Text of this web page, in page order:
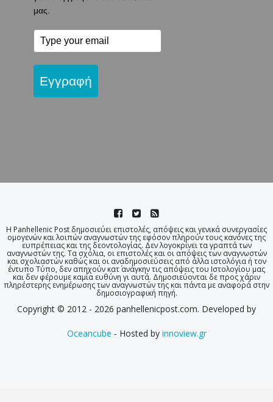
μας.
Εγγραφή
Η Panhellenic Post δημοσιεύει επιστολές, απόψεις και γενικά συνεργασίες
ομογενών και λοιπών αναγνωστών της εφόσον πληρούν τους κανόνες της
ευπρέπειας και της δεοντολογίας. Δεν λογοκρίνει τα γραπτά των
αναγνωστών της. Τα σχόλια, οι επιστολές και οι απόψεις των αναγνωστών
και σχολιαστών καθώς και οι αναδημοσιεύσεις από άλλα ιστολόγια ή τον
έντυπο Τύπο, δεν απηχούν κατ΄ ανάγκην τις απόψεις του Ιστολογίου μας
και δεν φέρουμε καμία ευθύνη γι αυτά. Δημοσιεύονται δε προς χάριν
πληρέστερης ενημέρωσης των αναγνωστών της και πάντα με αναφορά στην
δημοσιογραφική πηγή.
Copyright © 2012 - 2026 panhellenicpost.com. Developed by
Oceancube - Hosted by innoview.gr